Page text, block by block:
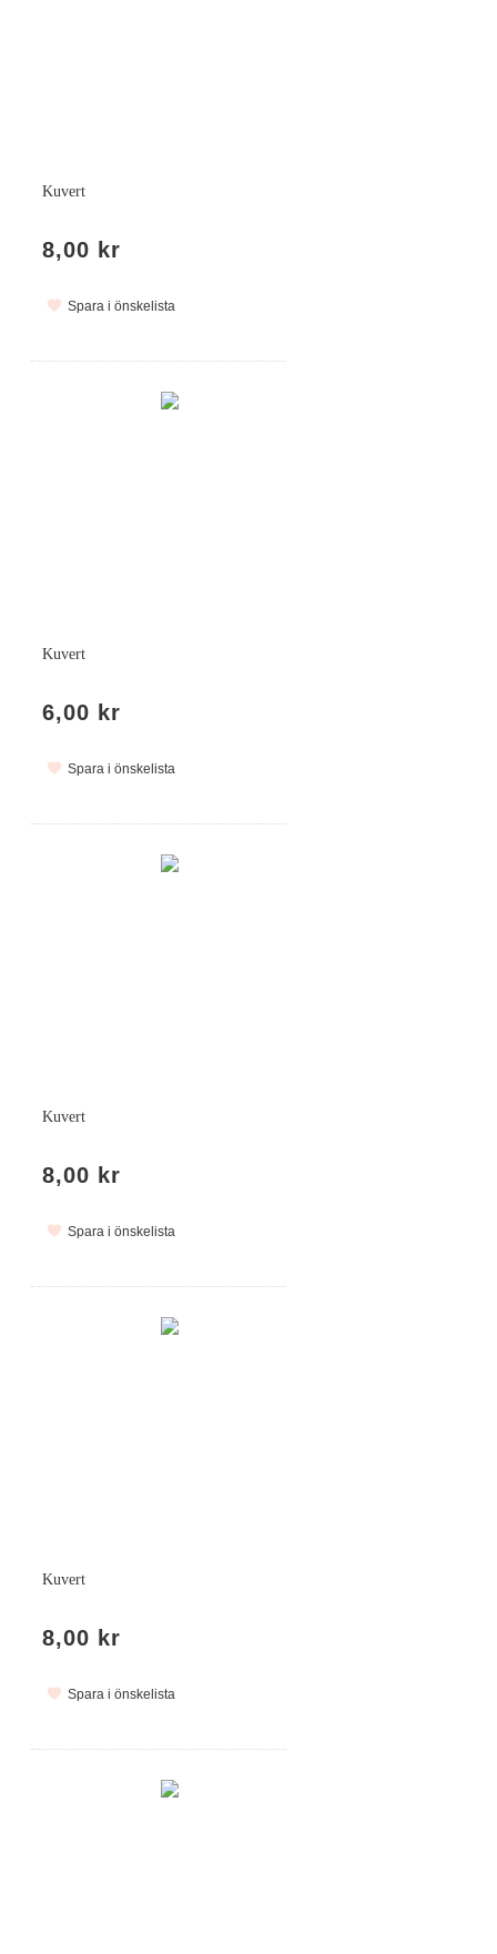
Kuvert
8,00 kr
Spara i önskelista
Kuvert
6,00 kr
Spara i önskelista
Kuvert
8,00 kr
Spara i önskelista
Kuvert
8,00 kr
Spara i önskelista